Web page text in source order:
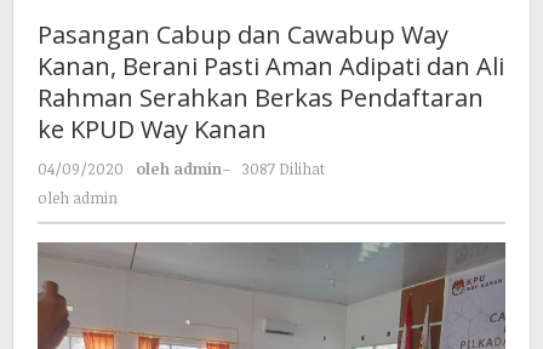
Pasangan Cabup dan Cawabup Way
Kanan, Berani Pasti Aman Adipati dan Ali
Rahman Serahkan Berkas Pendaftaran
ke KPUD Way Kanan
04/09/2020 oleh admin-
3087 Dilihat
oleh admin